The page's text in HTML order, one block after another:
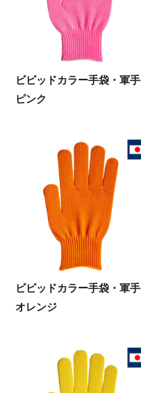
ビビッドカラー手袋・軍手
ピンク
ビビッドカラー手袋・軍手
オレンジ